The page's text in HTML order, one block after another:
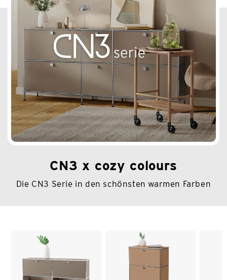
CN3 x cozy colours
Die CN3 Serie in den schönsten warmen Farben